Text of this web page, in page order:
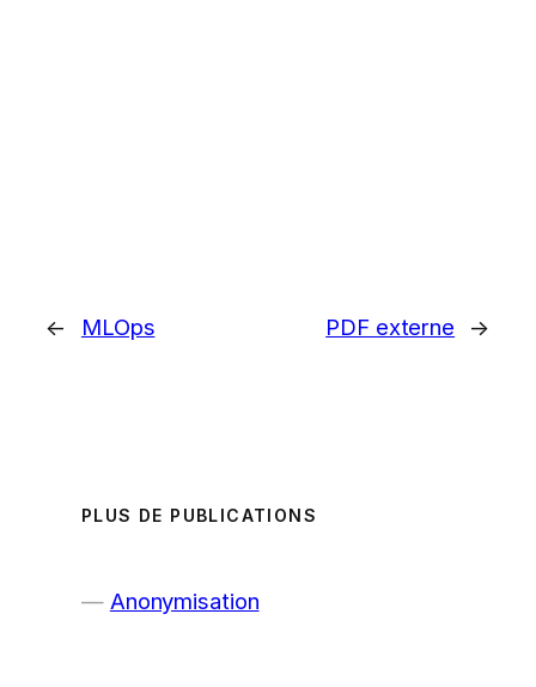
← MLOps PDF externe →
PLUS DE PUBLICATIONS
Anonymisation